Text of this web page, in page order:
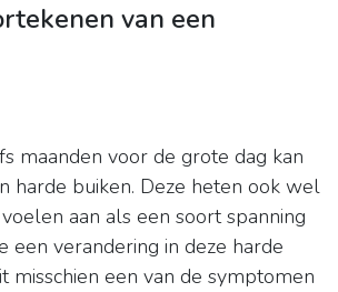
van een
maanden voor de grote dag kan
harde buiken. Deze heten ook wel
aan als een soort spanning
een verandering in deze harde
misschien een van de symptomen